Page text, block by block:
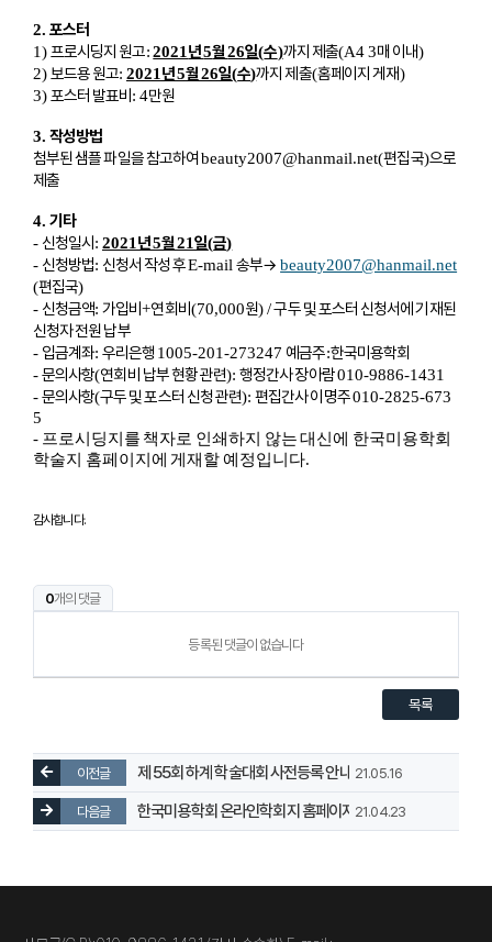
2. 포스터
1)프로시딩지 원고:2021 년5월26일(수)까지 제출(A4 3매 이내)
2)보드용 원고: 2021 년5월26일(수)까지 제출(홈페이지 게재)
3)포스터 발표비: 4만원
3. 작성방법
첨부된 샘플 파일을 참고하여beauty2007@hanmail.net(편집국)으로
제출
4. 기타
- 신청일시: 2021 년5월21일(금)
- 신청방법: 신청서 작성 후E-mail송부→beauty2007@hanmail.net
(편집국)
- 신청금액: 가입비+연회비(70,000원) /구두 및 포스터 신청서에 기재된
신청자 전원 납부
- 입금계좌: 우리은행 1005-201-273247 예금주:한국미용학회
-문의사항(연회비 납부 현황 관련): 행정간사 장아람010-9886-1431
-문의사항(구두 및 포스터 신청 관련): 편집간사 이명주010-2825-673
5
- 프로시딩지를 책자로 인쇄하지 않는 대신에 한국미용학회
학술지 홈페이지에 게재할 예정입니다.
감사합니다.
0개의 댓글
등록된 댓글이 없습니다
목록
이전글 제 55회 하계 학술대회 사전등록 안내 (온오프라인 동시개최)
21.05.16
다음글
한국미용학회 온라인학회지 홈페이지 개설 안내
21.04.23